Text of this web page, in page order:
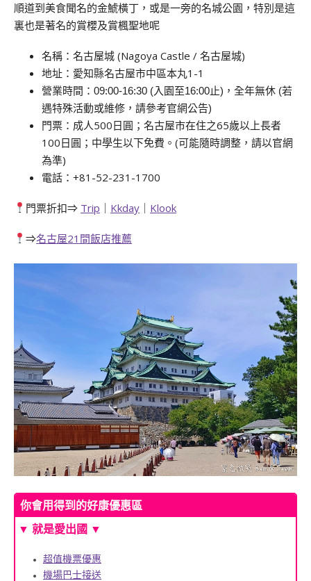
順道到美食聞名的金鯱橫丁，或是一旁的名城公園，特別是這
裏也是著名的賞櫻及賞楓聖地呢
名稱：名古屋城 (Nagoya Castle / 名古屋城)
地址：愛知縣名古屋市中區本丸1-1
營業時間：09:00-16:30 (入園至16:00止)，全年無休 (若
遇特殊活動或維修，請參考官網公告)
門票：成人500日圓；名古屋市在住之65歲以上長者
100日圓；中學生以下免費。(可能隨時調整，請以官網
為準)
電話：+81-52-231-1700
門票折扣⇒ Trip ｜ Kkday ｜ Klook
⇒名古屋21間飯店推薦
你會用得到的好康優惠區
▼ 就是愛出國 ▼
超值機票優惠
機場巴士接送